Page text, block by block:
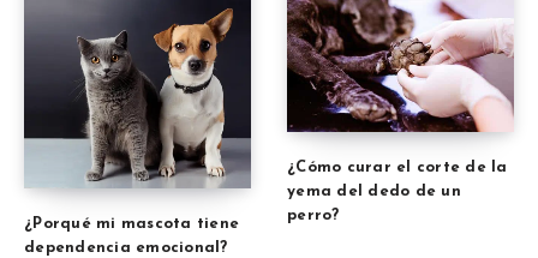
¿Porqué mi mascota tiene
dependencia emocional?
¿Cómo curar el corte de la
yema del dedo de un
perro?